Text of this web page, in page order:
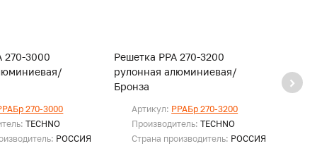
270-3000
270-3000
TECHNO
РОССИЯ
Решетка PPA 270-3200
рулонная алюминиевая/
Бронза
Артикул: PPAБр 270-3200
Производитель:TECHNO
Страна производитель: РОССИЯ